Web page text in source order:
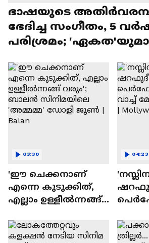
ഭാഷയുടെ
ഭേദിച്ച സംഗീതം, 5
പരിശ്രമം;
'ഈ ചെക്കനാണ്
എന്നെ കുടുക്കിത്,
എല്ലാം ഉള്ളീൽന്നങ്ങ്
സിനിമയിലെ
'അമ്മമ്മ' ഡോളി
03:30
ടൈംസ്'
Times
04:23